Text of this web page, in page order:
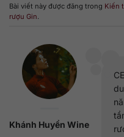
Bài viết này được đăng trong Kiến
rượu Gin.
Khánh Huyền Wine